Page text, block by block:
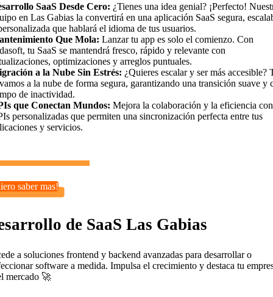
SaaS Desde Cero: ¿Tienes una idea genial? ¡Perfecto!
en Las Gabias la convertirá en una aplicación SaaS segura,
que hablará el idioma de tus usuarios.
Que Mola: Lanzar tu app es solo el comienzo. Con
tu SaaS se mantendrá fresco, rápido y relevante con
optimizaciones y arreglos puntuales.
a la Nube Sin Estrés: ¿Quieres escalar y ser más accesible?
a la nube de forma segura, garantizando una transición suave y
de inactividad.
que Conectan Mundos: Mejora la colaboración y la eficiencia con
personalizadas que permiten una sincronización perfecta entre tus
y servicios.
saber mas!
de SaaS Las Gabias
a soluciones frontend y backend avanzadas para desarrollar o
software a medida. Impulsa el crecimiento y destaca tu
mercado 🚀